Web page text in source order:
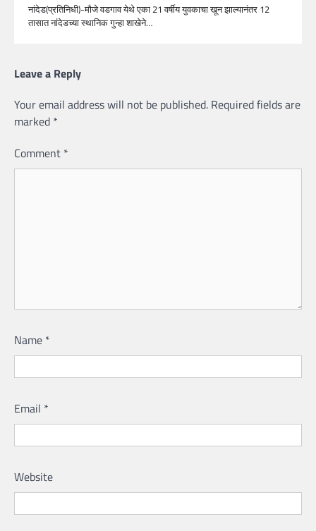
नांदेड(प्रतिनिधी)-मौजे वडगाव येथे एका 21 वर्षीय युवकाचा खून झाल्यानंतर 12
तासात नांदेडच्या स्थानिक गुन्हा शाखेने…
Leave a Reply
Your email address will not be published. Required fields are
marked *
Comment *
Name *
Email *
Website